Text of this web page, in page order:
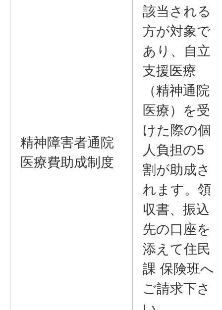
精神障害者通院
医療費助成制度
該当される
方が対象で
あり、自立
支援医療
（精神通院
医療）を受
けた際の個
人負担の5
割が助成さ
れます。領
収書、振込
先の口座を
添えて住民
課 保険班へ
ご請求下さ